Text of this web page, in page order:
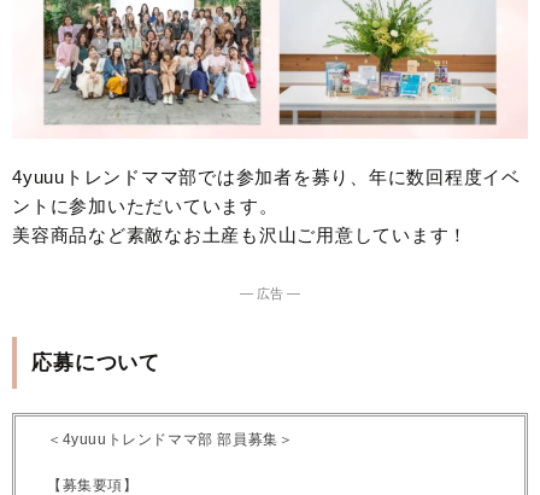
4yuuuトレンドママ部では参加者を募り、年に数回程度イベ
ントに参加いただいています。
美容商品など素敵なお土産も沢山ご用意しています！
― 広告 ―
応募について
＜4yuuuトレンドママ部 部員募集＞
【募集要項】